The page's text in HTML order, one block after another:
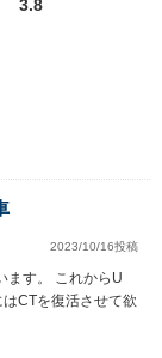
3.8
2023/10/16投稿
ます。 これからU
CTを復活させて欲